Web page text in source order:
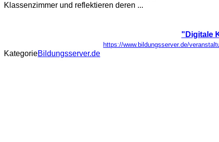
Klassenzimmer und reflektieren deren ...
"Digitale
https://www.bildungsserver.de/
KategorieBildungsserver.de